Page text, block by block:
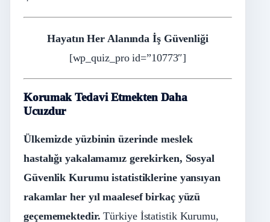
Hayatın Her Alanında İş Güvenliği
[wp_quiz_pro id=”10773″]
Korumak Tedavi Etmekten Daha
Ucuzdur
Ülkemizde yüzbinin üzerinde meslek
hastalığı yakalamamız gerekirken, Sosyal
Güvenlik Kurumu istatistiklerine yansıyan
rakamlar her yıl maalesef birkaç yüzü
geçememektedir. Türkiye İstatistik Kurumu,